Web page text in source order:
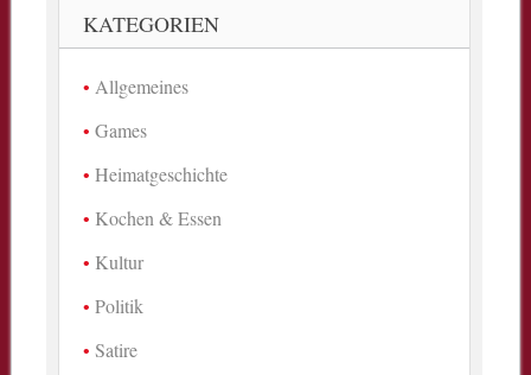
KATEGORIEN
Allgemeines
Games
Heimatgeschichte
Kochen & Essen
Kultur
Politik
Satire